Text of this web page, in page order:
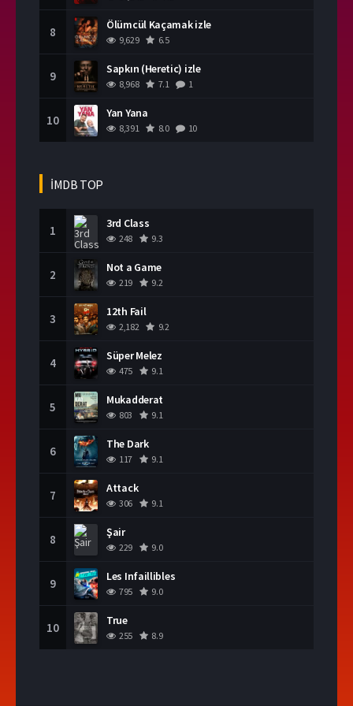
8 Ölümcül Kaçamak izle
9,629 6.5
9 Sapkın (Heretic) izle
8,968 7.1 1
10 Yan Yana
8,391 8.0 10
İMDB TOP
1 3rd Class
248 9.3
2 Not a Game
219 9.2
3 12th Fail
2,182 9.2
4 Süper Melez
475 9.1
5 Mukadderat
803 9.1
6 The Dark
117 9.1
7 Attack
306 9.1
8 Şair
229 9.0
9 Les Infaillibles
795 9.0
10 True
255 8.9